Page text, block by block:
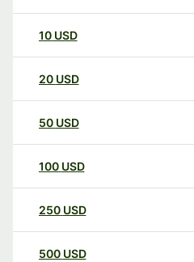
10 USD
20 USD
50 USD
100 USD
250 USD
500 USD